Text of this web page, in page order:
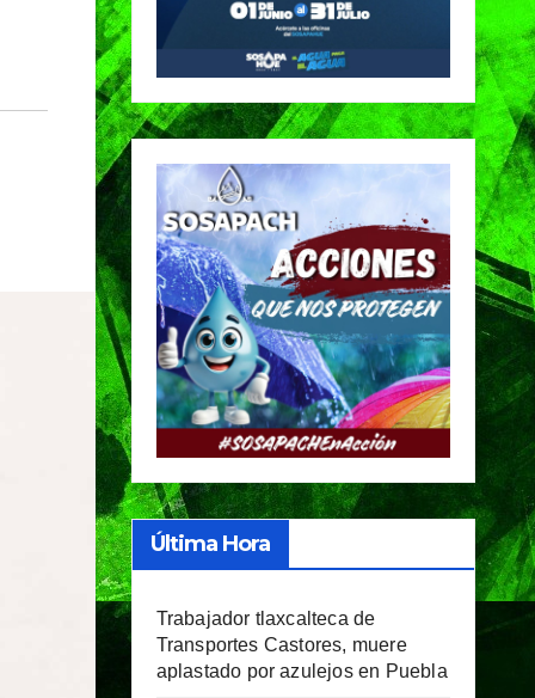
Última Hora
Trabajador tlaxcalteca de
Transportes Castores, muere
aplastado por azulejos en Puebla